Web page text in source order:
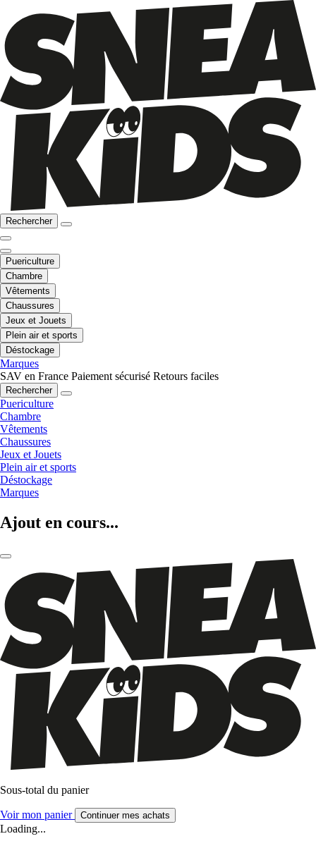
Rechercher
Puericulture
Chambre
Vêtements
Chaussures
Jeux et Jouets
Plein air et sports
Déstockage
Marques
SAV en France Paiement sécurisé Retours faciles
Rechercher
Puericulture
Chambre
Vêtements
Chaussures
Jeux et Jouets
Plein air et sports
Déstockage
Marques
Ajout en cours...
Sous-total du panier
Voir mon panier Continuer mes achats
Loading...